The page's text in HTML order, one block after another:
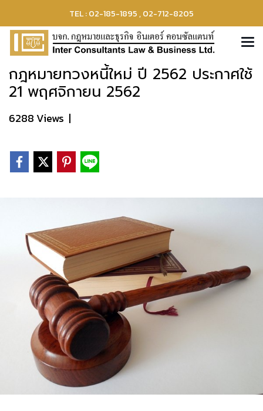
TEL : 02-185-1895 , 02-712-8205
กฎหมายทวงหนี้ใหม่ ปี 2562 ประกาศใช้
21 พฤศจิกายน 2562
6288 Views |